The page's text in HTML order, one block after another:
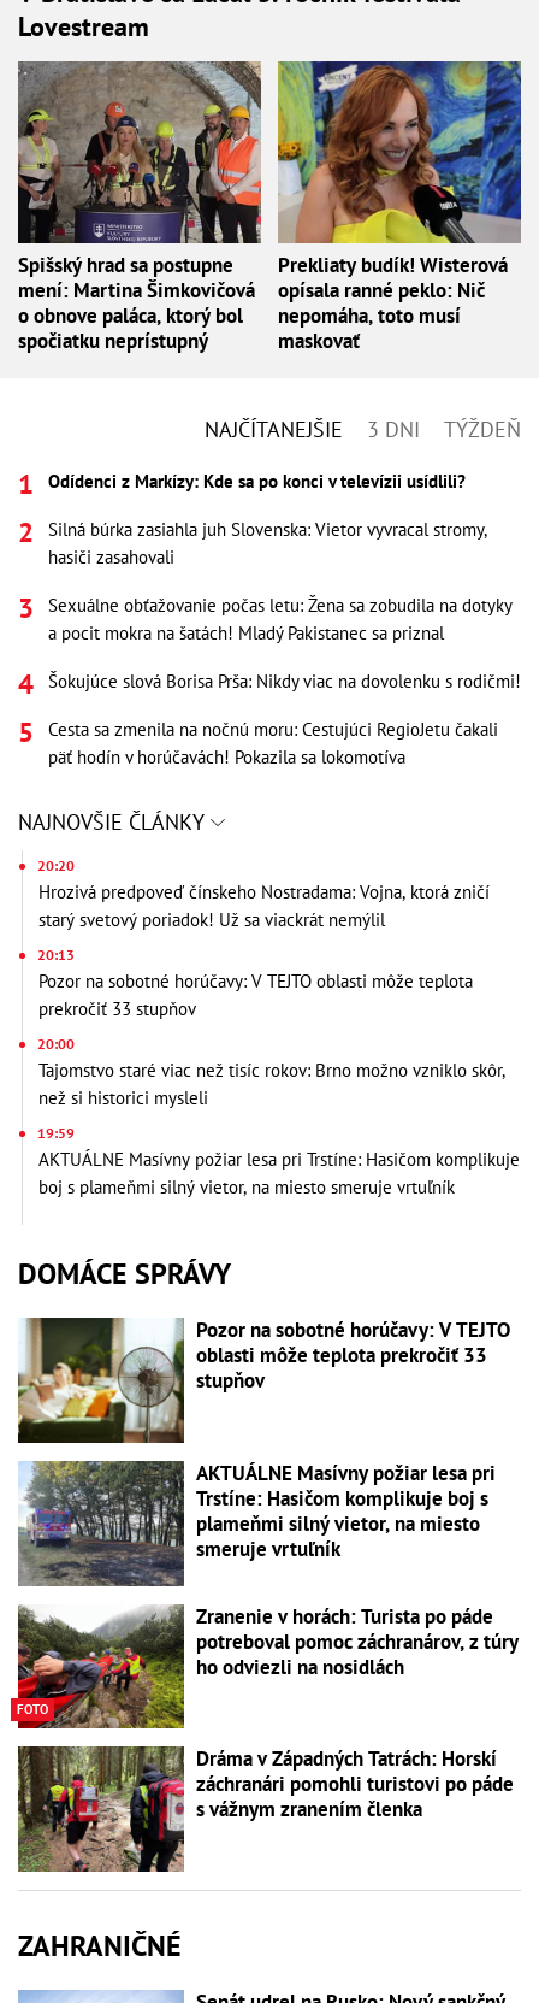
Lovestream
Spišský hrad sa postupne
mení: Martina Šimkovičová
o obnove paláca, ktorý bol
spočiatku neprístupný
Prekliaty budík! Wisterová
opísala ranné peklo: Nič
nepomáha, toto musí
maskovať
NAJČÍTANEJŠIE 3 DNI TÝŽDEŇ
Odídenci z Markízy: Kde sa po konci v televízii usídlili?
Silná búrka zasiahla juh Slovenska: Vietor vyvracal stromy,
hasiči zasahovali
Sexuálne obťažovanie počas letu: Žena sa zobudila na dotyky
a pocit mokra na šatách! Mladý Pakistanec sa priznal
Šokujúce slová Borisa Prša: Nikdy viac na dovolenku s rodičmi!
Cesta sa zmenila na nočnú moru: Cestujúci RegioJetu čakali
päť hodín v horúčavách! Pokazila sa lokomotíva
NAJNOVŠIE ČLÁNKY
20:20
Hrozivá predpoveď čínskeho Nostradama: Vojna, ktorá zničí
starý svetový poriadok! Už sa viackrát nemýlil
20:13
Pozor na sobotné horúčavy: V TEJTO oblasti môže teplota
prekročiť 33 stupňov
20:00
Tajomstvo staré viac než tisíc rokov: Brno možno vzniklo skôr,
než si historici mysleli
19:59
AKTUÁLNE Masívny požiar lesa pri Trstíne: Hasičom komplikuje
boj s plameňmi silný vietor, na miesto smeruje vrtuľník
DOMÁCE SPRÁVY
Pozor na sobotné horúčavy: V TEJTO
oblasti môže teplota prekročiť 33
stupňov
AKTUÁLNE Masívny požiar lesa pri
Trstíne: Hasičom komplikuje boj s
plameňmi silný vietor, na miesto
smeruje vrtuľník
FOTO
Zranenie v horách: Turista po páde
potreboval pomoc záchranárov, z túry
ho odviezli na nosidlách
Dráma v Západných Tatrách: Horskí
záchranári pomohli turistovi po páde
s vážnym zranením členka
ZAHRANIČNÉ